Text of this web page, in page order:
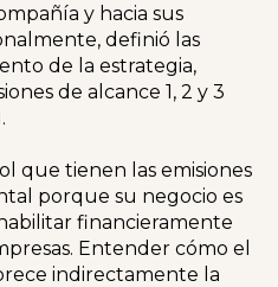
y hacia sus
definió las
de la estrategia,
de alcance 1, 2 y 3
que tienen las emisiones
porque su negocio es
financieramente
Entender cómo el
indirectamente la